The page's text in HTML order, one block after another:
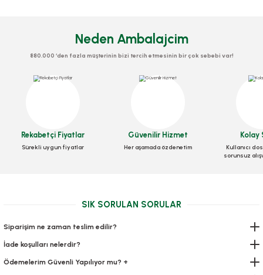
Stok Kodu
Sepete Ekle
Neden Ambalajcim
880.000 ‘den fazla müşterinin bizi tercih etmesinin bir çok sebebi var!
Rekabetçi Fiyatlar
Sürekli uygun fiyatlar
Güvenilir Hizmet
Her aşamada özdenetim
Kolay
Kullanıcı
sorunsuz
SIK SORULAN SORULAR
Siparişim ne zaman teslim edilir?
İade koşulları nelerdir?
Ödemelerim Güvenli Yapılıyor mu? +